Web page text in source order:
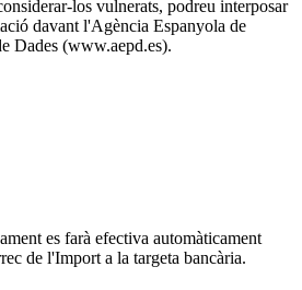
los vulnerats, podreu interposar
davant l'Agència Espanyola de
Dades (www.aepd.es).
es farà efectiva automàticament
de l'Import a la targeta bancària.